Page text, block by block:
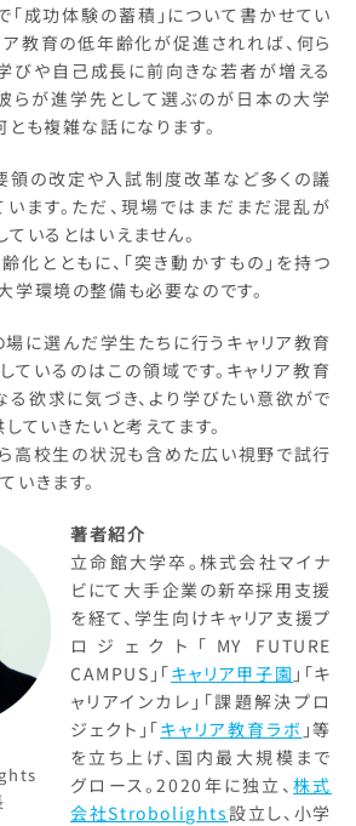
「成功体験の蓄積」について書かせてい
ア教育の低年齢化が促進されれば、何ら
びや自己成長に前向きな若者が増える
らが進学先として選ぶのが日本の大学
とも複雑な話になります。
領の改定や入試制度改革など多くの議
ます。ただ、現場ではまだまだ混乱が
いるとはいえません。
化とともに、「突き動かすもの」を持つ
学環境の整備も必要なのです。
に選んだ学生たちに行うキャリア教育
ているのはこの領域です。キャリア教育
る欲求に気づき、より学びたい意欲がで
ていきたいと考えてます。
高校生の状況も含めた広い視野で試行
いきます。
著者紹介
立命館大学卒。株式会社マイナ
ビにて大手企業の新卒採用支援
を経て、学生向けキャリア支援プ
ロジェクト「MY FUTURE
CAMPUS」「キャリア甲子園 」「キ
ャリアインカレ」「課題解決プロ
ジェクト」「キャリア教育ラボ 」等
を立ち上げ、国内最大規模まで
グロース。2020年に独立、株式
会社Strobolights設立し、小学